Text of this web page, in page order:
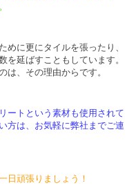
めに更にタイルを張ったり、
を延ばすこともしています。
は、その理由からです。
ートという素材も使用されて
方は、お気軽に弊社までご連
日頑張りましょう！